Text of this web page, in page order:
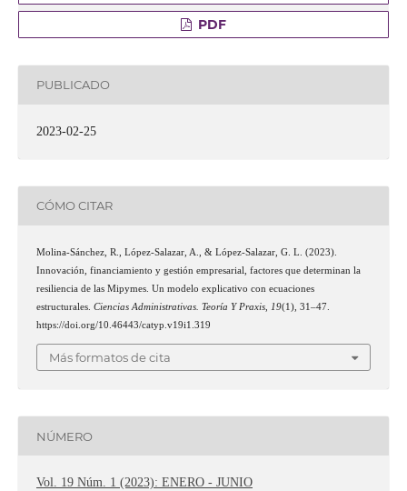
PDF
PUBLICADO
2023-02-25
CÓMO CITAR
Molina-Sánchez, R., López-Salazar, A., & López-Salazar, G. L. (2023).
Innovación, financiamiento y gestión empresarial, factores que determinan la
resiliencia de las Mipymes. Un modelo explicativo con ecuaciones
estructurales. Ciencias Administrativas. Teoría Y Praxis, 19(1), 31–47.
https://doi.org/10.46443/catyp.v19i1.319
Más formatos de cita
NÚMERO
Vol. 19 Núm. 1 (2023): ENERO - JUNIO